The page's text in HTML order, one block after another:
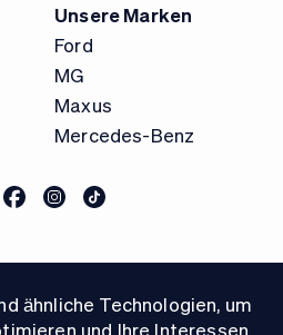
ähnliche Technologien, um
und Ihre Interessen
Unsere Marken
Ford
MG
Maxus
Mercedes-Benz